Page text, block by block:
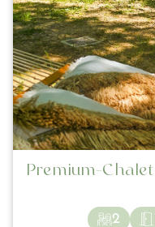
Premium-
2